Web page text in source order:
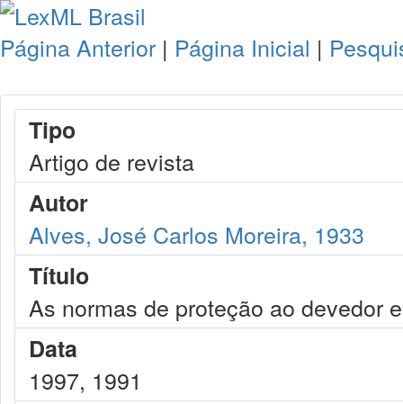
Página Anterior | Página Inicial |
Tipo
Artigo de revista
Autor
Alves, José Carlos Moreira, 1933
Título
As normas de proteção ao devedor
Data
1997, 1991